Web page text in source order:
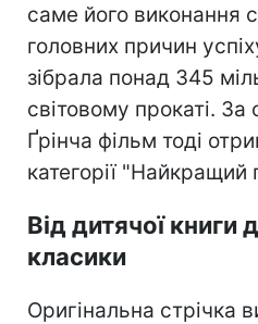
саме його виконання
головних причин
зібрала понад 345
світовому прокаті.
Ґрінча фільм тоді
категорії "Найкращий
Від дитячої книги
класики
Оригінальна стрічка